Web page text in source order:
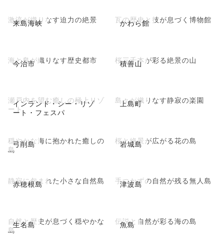
来島海峡
激流が織りなす迫力の絶景 かわら館
瓦の歴史と技が息づく博物館
今治市
海と島が織りなす歴史都市 積善山
桜三千本が彩る絶景の山
インランド・シー・リゾ
ート・フェスパ
瀬戸内を望む癒しの極上リゾ
ート
上島町
島々が織りなす静寂の楽園
弓削島
穏やかな海に抱かれた癒しの
島
岩城島
桜と絶景が広がる花の島
赤穂根島
静寂に包まれた小さな自然島 津波島
手つかずの自然が残る無人島
生名島
自然と歴史が息づく穏やかな
島
魚島
伝説と自然が彩る海の島